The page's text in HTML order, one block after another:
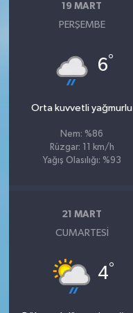
19 MART
PERŞEMBE
6°
Orta kuvvetli yağmurlu
Nem: %86
Rüzgar: 11 km/h
Yağış Olasılığı: %93
21 MART
CUMARTESI
4°